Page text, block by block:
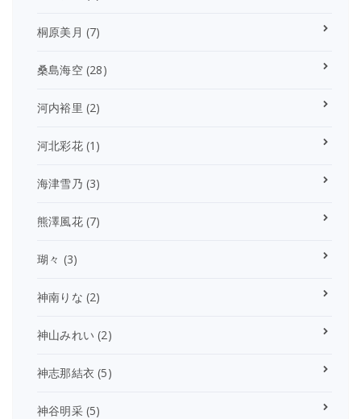
桐原美月 (7)
桑島海空(28)
河内裕里 (2)
河北彩花(1)
海津雪乃 (3)
熊澤風花(7)
瑚々 (3)
神南りな (2)
神山みれい (2)
神志那結衣 (5)
神谷明采(5)